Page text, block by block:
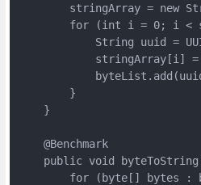
stringArray = new
for (int i = 0; i <
String uuid =
stringArray[i] =
        }
    }
    @Benchmark
public void
for (byte[] bytes :